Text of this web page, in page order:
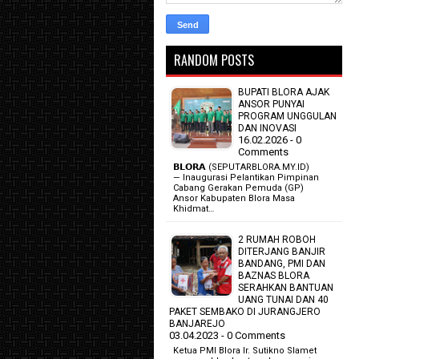
RANDOM POSTS
BUPATI BLORA AJAK
ANSOR PUNYAI
PROGRAM UNGGULAN
DAN INOVASI
16.02.2026 - 0
Comments
𝗕𝗟𝗢𝗥𝗔 (SEPUTARBLORA.MY.ID)
— Inaugurasi Pelantikan Pimpinan
Cabang Gerakan Pemuda (GP)
Ansor Kabupaten Blora Masa
Khidmat…
2 RUMAH ROBOH
DITERJANG BANJIR
BANDANG, PMI DAN
BAZNAS BLORA
SERAHKAN BANTUAN
UANG TUNAI DAN 40
PAKET SEMBAKO DI JURANGJERO
BANJAREJO
03.04.2023 - 0 Comments
Ketua PMI Blora Ir. Sutikno Slamet